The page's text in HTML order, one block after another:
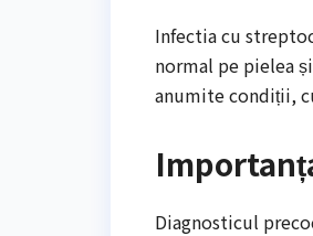
Infectia cu
normal pe pielea
anumite condiții,
Diagnosticul